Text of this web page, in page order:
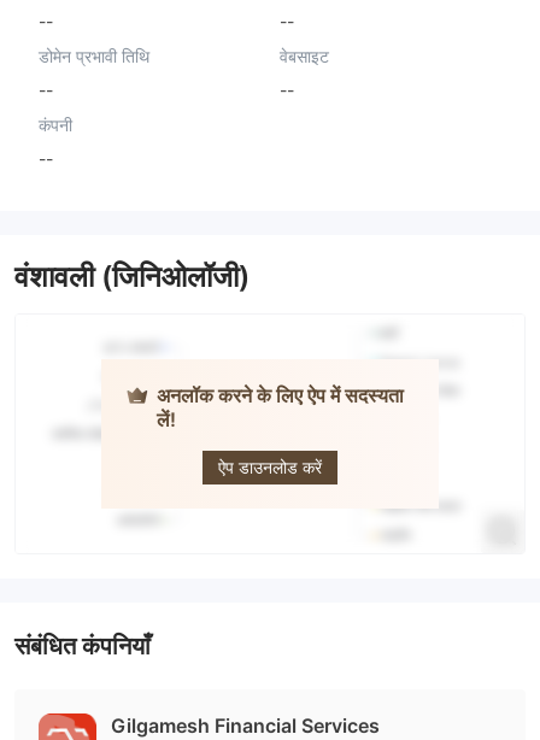
--
--
डोमेन प्रभावी तिथि
--
वेबसाइट
--
कंपनी
--
वंशावली (जिनिओलॉजी)
अनलॉक करने के लिए ऐप में सदस्यता
लें!
ऐप डाउनलोड करें
संबंधित कंपनियाँ
Gilgamesh Financial Services